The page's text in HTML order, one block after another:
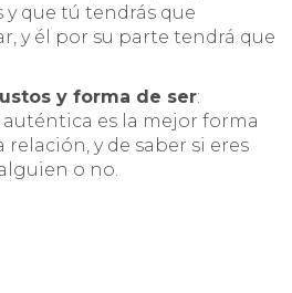
y que tú tendrás que
y él por su parte tendrá que
y forma de ser:
auténtica es la mejor forma
y de saber si eres
o no.